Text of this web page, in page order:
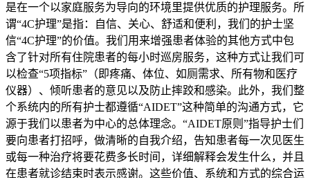
是在一个以家庭服务为导向的环境里提供优质的护理服务。所
谓“4C护理”是指：自信、关心、舒适和便利，我们的护士坚
信“4C护理”的价值。我们用来增强患者体验的其他方式中包
含了针对所有住院患者的每小时巡房服务，这种方式让我们可
以检查“5项指标”（即疼痛、体位、如厕需求、所有物和医疗
仪器）、倾听患者的意见以及防止摔跤和感染。此外，我们整
个系统内的所有护士都遵循“AIDET”这种简单的沟通方式，它
源于我们以患者为中心的总体理念。“AIDET原则”指导护士们
要向患者打招呼，做清晰的自我介绍，告知患者每一次见医生
或每一种治疗将要花费多长时间，详细解释会发生什么，并且
在患者就诊结束时表示感谢。这些价值、系统和方式的综合运